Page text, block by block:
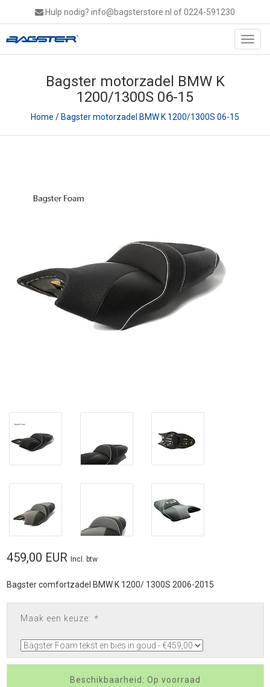
Hulp nodig? info@bagsterstore.nl of 0224-591230
Bagster motorzadel BMW K
1200/1300S 06-15
Home /Bagster motorzadel BMW K 1200/1300S 06-15
459,00 EUR Incl. btw
Bagster comfortzadel BMW K 1200/ 1300S 2006-2015
Maak een keuze: *
Beschikbaarheid: Op voorraad